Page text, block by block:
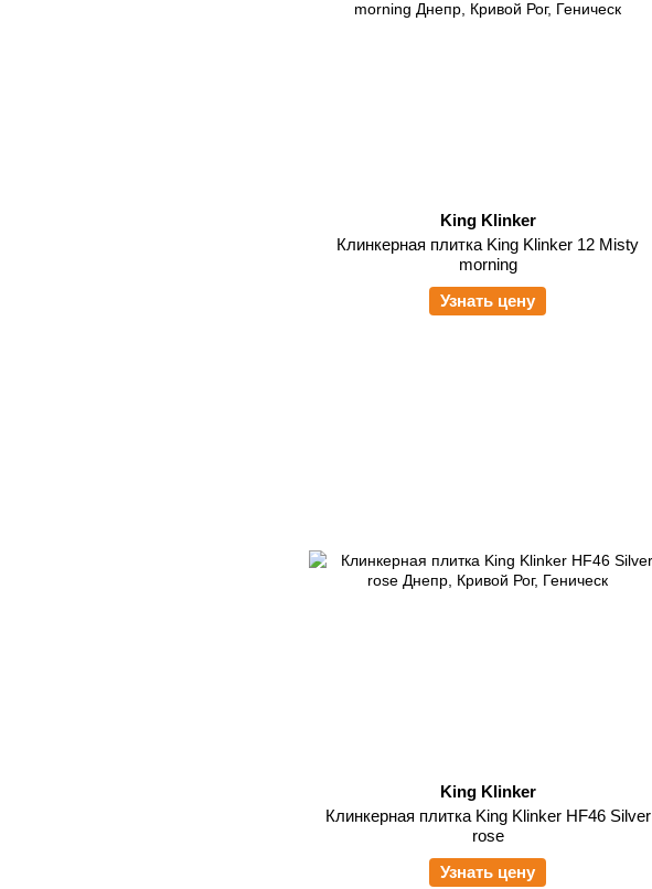
King Klinker
Клинкерная плитка King Klinker 12 Misty
morning
Узнать цену
King Klinker
Клинкерная плитка King Klinker HF46 Silver
rose
Узнать цену